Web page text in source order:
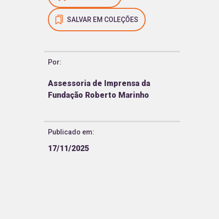
SALVAR EM COLEÇÕES
Por:
Assessoria de Imprensa da
Fundação Roberto Marinho
Publicado em:
17/11/2025